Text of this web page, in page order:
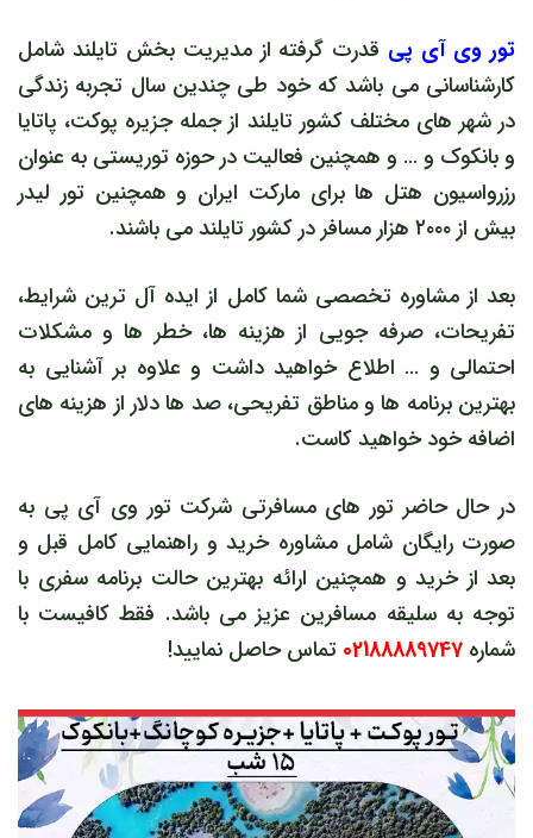
تور وی آی پی قدرت گرفته از مدیریت بخش تایلند شامل
کارشناسانی می باشد که خود طی چندین سال تجربه زندگی
در شهر های مختلف کشور تایلند از جمله جزیره پوکت، پاتایا
و بانکوک و … و همچنین فعالیت در حوزه توریستی به عنوان
رزرواسیون هتل ها برای مارکت ایران و همچنین تور لیدر
بیش از ۲۰۰۰ هزار مسافر در کشور تایلند می باشند.
بعد از مشاوره تخصصی شما کامل از ایده آل ترین شرایط،
تفریحات، صرفه جویی از هزینه ها، خطر ها و مشکلات
احتمالی و … اطلاع خواهید داشت و علاوه بر آشنایی به
بهترین برنامه ها و مناطق تفریحی، صد ها دلار از هزینه های
اضافه خود خواهید کاست.
در حال حاضر تور های مسافرتی شرکت تور وی آی پی به
صورت رایگان شامل مشاوره خرید و راهنمایی کامل قبل و
بعد از خرید و همچنین ارائه بهترین حالت برنامه سفری با
توجه به سلیقه مسافرین عزیز می باشد. فقط کافیست با
شماره 02188889747 تماس حاصل نمایید!